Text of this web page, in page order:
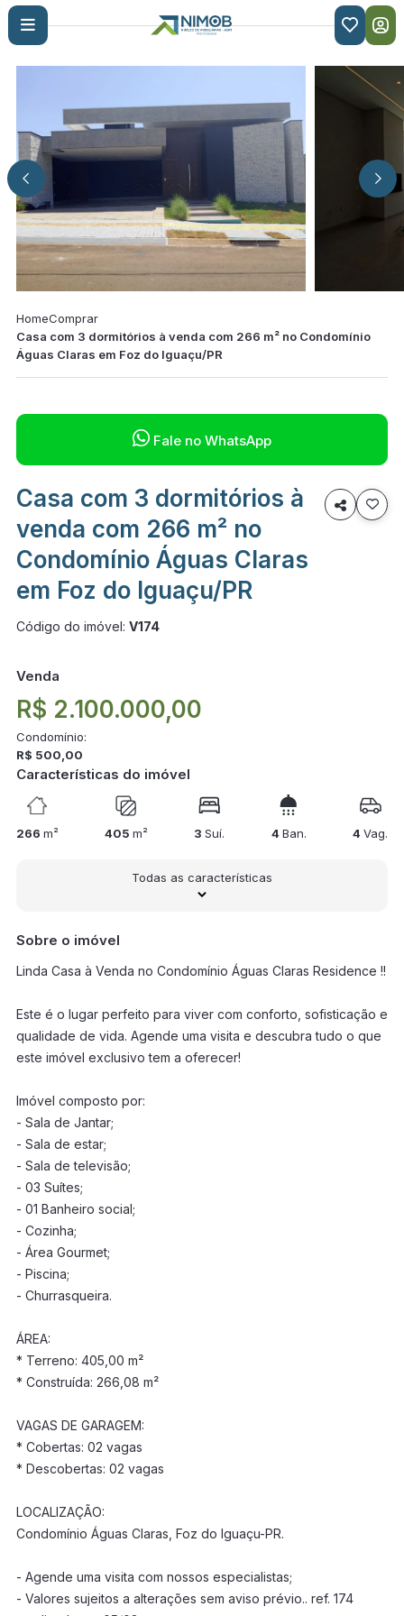

HomeComprar
Casa com 3 dormitórios à venda com 266 m² no Condomínio
Águas Claras em Foz do Iguaçu/PR
 Fale no WhatsApp
Casa com 3 dormitórios à
venda com 266 m² no
Condomínio Águas Claras
em Foz do Iguaçu/PR

Código do imóvel: V174
Venda
R$ 2.100.000,00
Condomínio:
R$ 500,00
Características do imóvel
266 m² 405m² 3Suí. 4 Ban. 4Vag.
Todas as características
Sobre o imóvel
Linda Casa à Venda no Condomínio Águas Claras Residence !!
Este é o lugar perfeito para viver com conforto, sofisticação e
qualidade de vida. Agende uma visita e descubra tudo o que
este imóvel exclusivo tem a oferecer!
Imóvel composto por:
- Sala de Jantar;
- Sala de estar;
- Sala de televisão;
- 03 Suítes;
- 01 Banheiro social;
- Cozinha;
- Área Gourmet;
- Piscina;
- Churrasqueira.
ÁREA:
* Terreno: 405,00 m²
* Construída: 266,08 m²
VAGAS DE GARAGEM:
* Cobertas: 02 vagas
* Descobertas: 02 vagas
LOCALIZAÇÃO:
Condomínio Águas Claras, Foz do Iguaçu-PR.
- Agende uma visita com nossos especialistas;
- Valores sujeitos a alterações sem aviso prévio.. ref. 174